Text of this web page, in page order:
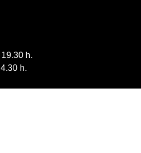
h.
h.